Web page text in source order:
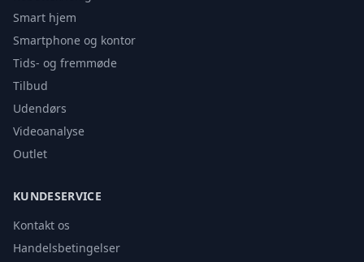
Smart hjem
Smartphone og kontor
Tids- og fremmøde
Tilbud
Udendørs
Videoanalyse
Outlet
KUNDESERVICE
Kontakt os
Handelsbetingelser